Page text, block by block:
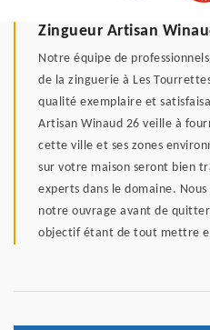
Zingueur Artisan
Notre équipe de
de la zinguerie à Les
qualité exemplaire et
Artisan Winaud 26 veille à
cette ville et ses zones
sur votre maison seront bien
experts dans le domaine.
notre ouvrage avant de
objectif étant de tout mettre